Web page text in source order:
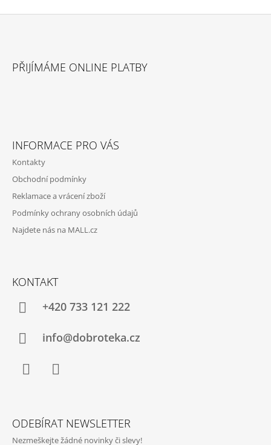
PŘIJÍMÁME ONLINE PLATBY
INFORMACE PRO VÁS
Kontakty
Obchodní podmínky
Reklamace a vrácení zboží
Podmínky ochrany osobních údajů
Najdete nás na MALL.cz
KONTAKT
+420 733 121 222
info@dobroteka.cz
ODEBÍRAT NEWSLETTER
Nezmeškejte žádné novinky či slevy!